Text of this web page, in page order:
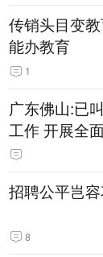
传销头目变
能办教育
1
广东佛山:已
工作 开展全
招聘公平岂
8